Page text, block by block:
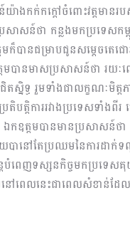
រ
ងកក់កក្តៅចំពោះវត្តមានរ
ាសន៍ថា កន្លងមកប្រទេសក
បានជម្រាបជូនសម្ដេចតេជ
បានមាសប្រសាសន៍ថា រយៈព
និទ្ធ រួមទាំងជាលក្ខណៈមិត្
បត្តិការរវាងប្រទេសទាំងពី
ឯកឧត្តមបានមានប្រសាសន៍ថ
នៅតែប្រឈមនៃការដាក់ទណ្
បំពេញទស្សនកិច្ចមកប្រទេសគុ
ៅពេលនេះជាពេលសំខាន់